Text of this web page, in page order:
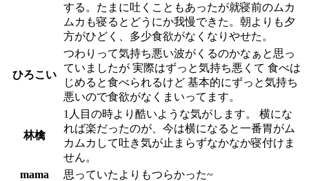
する。たまに吐くこともあったが就寝前のムカ
ムカも寝るとどうにか我慢できた。朝よりも夕
方がひどく、多少食欲がなくなりやせた。
ひろこい
つわりって気持ち悪い波がくるのかなぁと思っ
ていましたが 実際はずっと気持ち悪くて 食べは
じめると食べられるけど 基本的にずっと気持ち
悪いので食欲がなくまいってます。
林檎
1人目の時より酷いような気がします。 横にな
れば楽だったのが、今は横になると一番胃がム
カムカして吐き気が止まらずなかなか寝付けま
せん。
mama
思っていたよりもつらかった~